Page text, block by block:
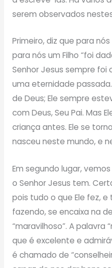
serem observados
Primeiro, diz que para
para nós um Filho “foi
Senhor Jesus sempre foi
uma eternidade
de Deus; Ele sempre
com Deus, Seu Pai. Mas
criança antes. Ele se
nasceu neste mundo, e
Em segundo lugar,
o Senhor Jesus tem.
pois tudo o que Ele fez,
fazendo, se encaixa na
“maravilhoso”. A palavra
que é excelente e
é chamado de